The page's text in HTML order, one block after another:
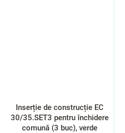
Inserție de construcție EC
30/35.SET3 pentru închidere
comună (3 buc), verde